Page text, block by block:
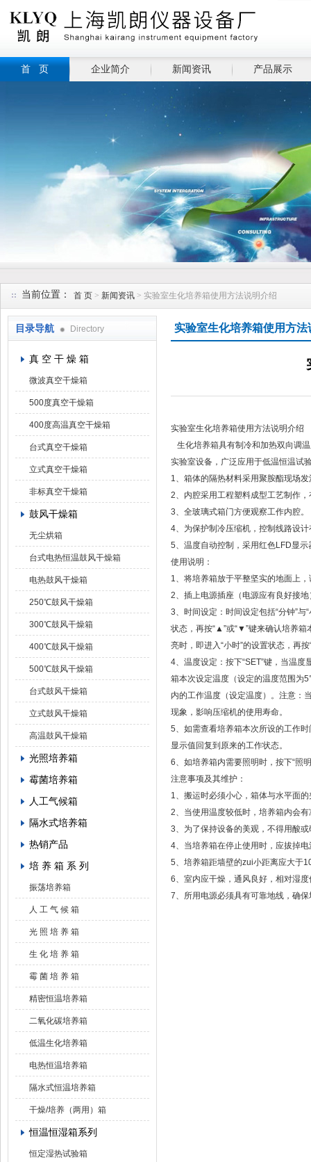
首 页 企业简介 新闻资讯 产品展示
当前位置： 首 页 > 新闻资讯 > 实验室生化培养箱使用方法说明介绍
目录导航 Directory
真 空 干 燥 箱
微波真空干燥箱
500度真空干燥箱
400度高温真空干燥箱
台式真空干燥箱
立式真空干燥箱
非标真空干燥箱
鼓风干燥箱
无尘烘箱
台式电热恒温鼓风干燥箱
电热鼓风干燥箱
250℃鼓风干燥箱
300℃鼓风干燥箱
400℃鼓风干燥箱
500℃鼓风干燥箱
台式鼓风干燥箱
立式鼓风干燥箱
高温鼓风干燥箱
光照培养箱
霉菌培养箱
人工气候箱
隔水式培养箱
热销产品
培 养 箱 系 列
振荡培养箱
人 工 气 候 箱
光 照 培 养 箱
生 化 培 养 箱
霉 菌 培 养 箱
精密恒温培养箱
二氧化碳培养箱
低温生化培养箱
电热恒温培养箱
隔水式恒温培养箱
干燥/培养（两用）箱
恒温恒湿箱系列
恒定湿热试验箱
实验室生化培养箱使用方法
实验室生化培养箱使用方法说明介绍
生化培养箱具有制冷和加热双向调
实验室设备，广泛应用于低温恒温试
1、箱体的隔热材料采用聚胺酯现场
2、内腔采用工程塑料成型工艺制作
3、全玻璃式箱门方便观察工作内腔。
4、为保护制冷压缩机，控制线路设
5、温度自动控制，采用红色LFD显
使用说明：
1、将培养箱放于平整坚实的地面上
2、插上电源插座（电源应有良好接
3、时间设定：时间设定包括“分钟”与
状态，再按“▲”或“▼”键来确认培养箱
亮时，即进入“小时”的设置状态，再
4、温度设定：按下“SET”键，当温
箱本次设定温度（设定的温度范围为
内的工作温度（设定温度）。注意：
现象，影响压缩机的使用寿命。
5、如需查看培养箱本次所设的工作
显示值回复到原来的工作状态。
6、如培养箱内需要照明时，按下“照
注意事项及其维护：
1、搬运时必须小心，箱体与水平面
2、当使用温度较低时，培养箱内会
3、为了保持设备的美观，不得用酸
4、当培养箱在停止使用时，应拔掉电
5、培养箱距墙壁的zui小距离应大于
6、室内应干燥，通风良好，相对湿
7、所用电源必须具有可靠地线，确